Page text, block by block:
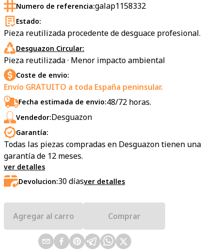
Numero de referencia:galap1158332
Estado:
Pieza reutilizada procedente de desguace profesional.
Desguazon Circular:
Pieza reutilizada · Menor impacto ambiental
Coste de envio:
Envío GRATUITO a toda España peninsular.
Fecha estimada de envio:48/72 horas.
Vendedor:Desguazon
Garantía:
Todas las piezas compradas en Desguazon tienen una
garantía de 12 meses.
ver detalles
Devolucion:30díasver detalles
Agregar al carro Comprar